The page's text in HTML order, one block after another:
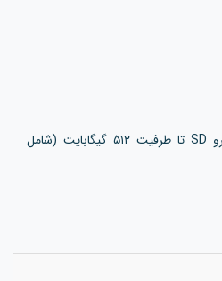
پشتیبانی از کارت حافظه میکرو SD تا ظرفیت ۵۱۲ گیگابایت (شامل